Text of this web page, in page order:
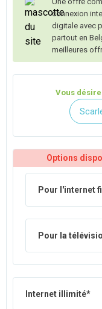
connexion
digitale avec
partout en
meilleures
Vous
Options
Pour l'internet
Pour la
Internet illimité*